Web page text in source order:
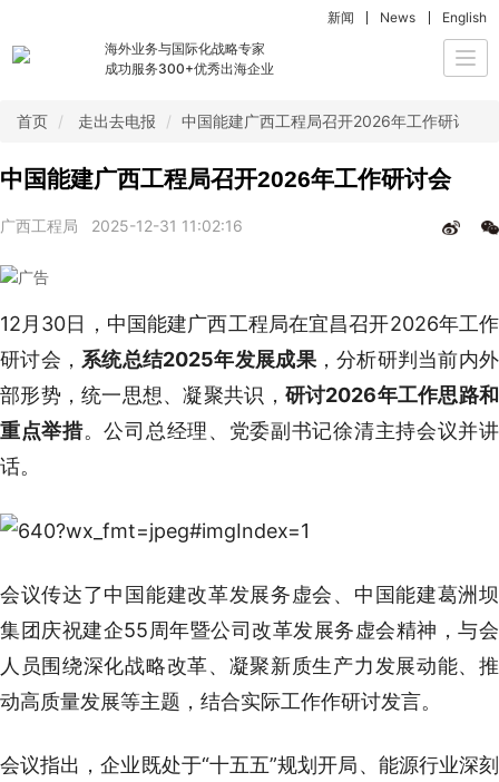
海外业务与国际化战略专家
成功服务300+优秀出海企业
新闻 News English
首页 走出去电报 中国能建广西工程局召开2026年工作研讨会
中国能建广西工程局召开2026年工作研讨会
广西工程局 2025-12-31 11:02:16
12月30日，中国能建广西工程局在宜昌召开2026年工作
研讨会， 系统总结2025年发展成果，分析研判当前内外
部形势，统一思想、凝聚共识， 研讨2026年工作思路和
重点举措。公司总经理、党委副书记徐清主持会议并讲
话。
会议传达了中国能建改革发展务虚会、中国能建葛洲坝
集团庆祝建企55周年暨公司改革发展务虚会精神，与会
人员围绕深化战略改革、凝聚新质生产力发展动能、推
动高质量发展等主题，结合实际工作作研讨发言。
会议指出，企业既处于“十五五”规划开局、能源行业深刻